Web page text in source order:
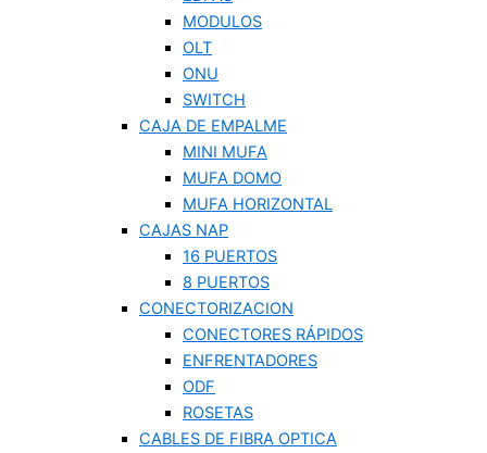
MODULOS
OLT
ONU
SWITCH
CAJA DE EMPALME
MINI MUFA
MUFA DOMO
MUFA HORIZONTAL
CAJAS NAP
16 PUERTOS
8 PUERTOS
CONECTORIZACION
CONECTORES RÁPIDOS
ENFRENTADORES
ODF
ROSETAS
CABLES DE FIBRA OPTICA